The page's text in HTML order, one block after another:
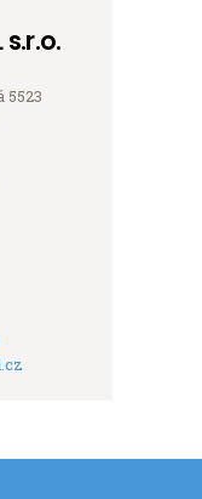
s.r.o.
5523